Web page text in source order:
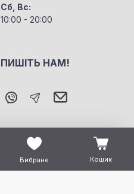
Сб, Вс:
10:00 - 20:00
ПИШІТЬ НАМ!
Вибране Кошик